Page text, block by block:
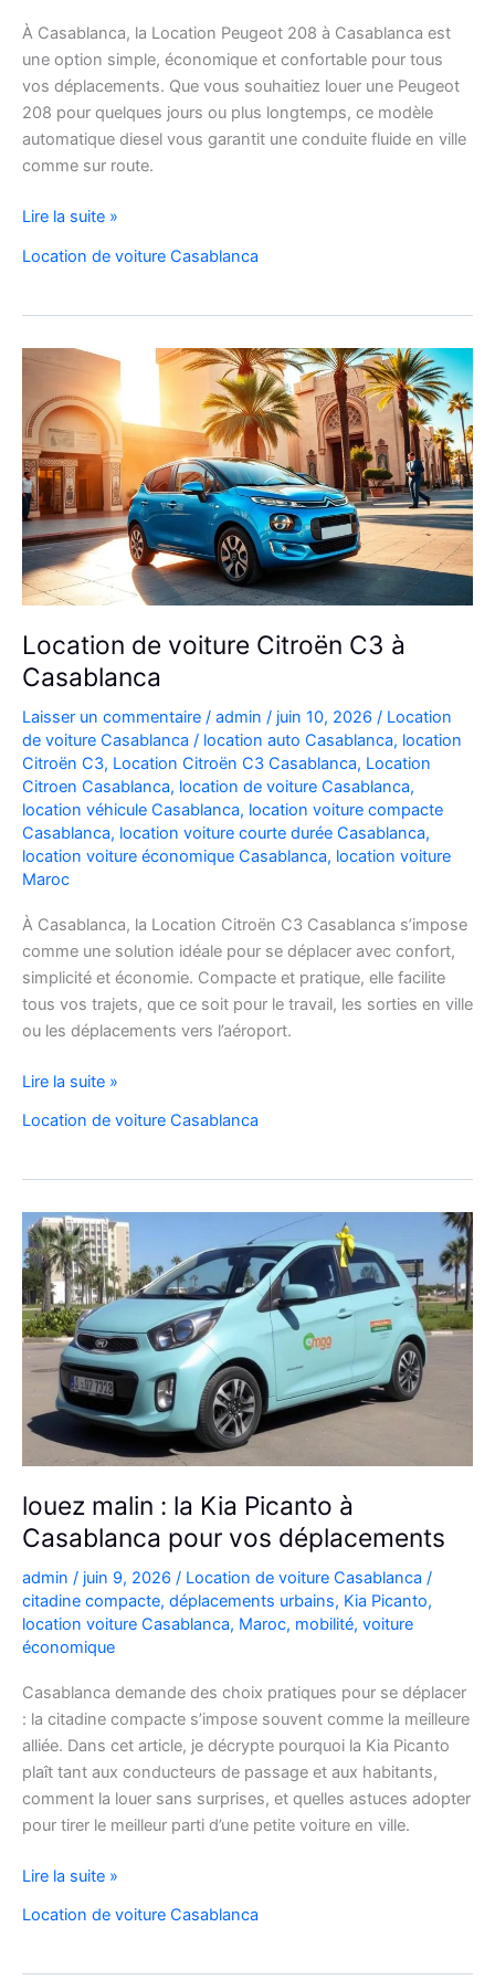
À Casablanca, la Location Peugeot 208 à Casablanca est
une option simple, économique et confortable pour tous
vos déplacements. Que vous souhaitiez louer une Peugeot
208 pour quelques jours ou plus longtemps, ce modèle
automatique diesel vous garantit une conduite fluide en ville
comme sur route.
Location
208
Diesel
à
Casablanca
Louer
Facilement
Lire la suite »
Location de voiture Casablanca
Location de voiture Citroën C3 à
Casablanca
Laisser un commentaire / admin / juin 10, 2026 / Location
de voiture Casablanca / location auto Casablanca, location
Citroën C3, Location Citroën C3 Casablanca, Location
Citroen Casablanca, location de voiture Casablanca,
location véhicule Casablanca, location voiture compacte
Casablanca, location voiture courte durée Casablanca,
location voiture économique Casablanca, location voiture
Maroc
À Casablanca, la Location Citroën C3 Casablanca s’impose
comme une solution idéale pour se déplacer avec confort,
simplicité et économie. Compacte et pratique, elle facilite
tous vos trajets, que ce soit pour le travail, les sorties en ville
ou les déplacements vers l’aéroport.
Location
voiture
C3
à
Casablanca
Lire la suite »
Location de voiture Casablanca
louez malin : la Kia Picanto à
Casablanca pour vos déplacements
admin / juin 9, 2026 / Location de voiture Casablanca /
citadine compacte, déplacements urbains, Kia Picanto,
location voiture Casablanca, Maroc, mobilité, voiture
économique
Casablanca demande des choix pratiques pour se déplacer
: la citadine compacte s’impose souvent comme la meilleure
alliée. Dans cet article, je décrypte pourquoi la Kia Picanto
plaît tant aux conducteurs de passage et aux habitants,
comment la louer sans surprises, et quelles astuces adopter
pour tirer le meilleur parti d’une petite voiture en ville.
louez
Lire la suite »
Location de voiture Casablanca